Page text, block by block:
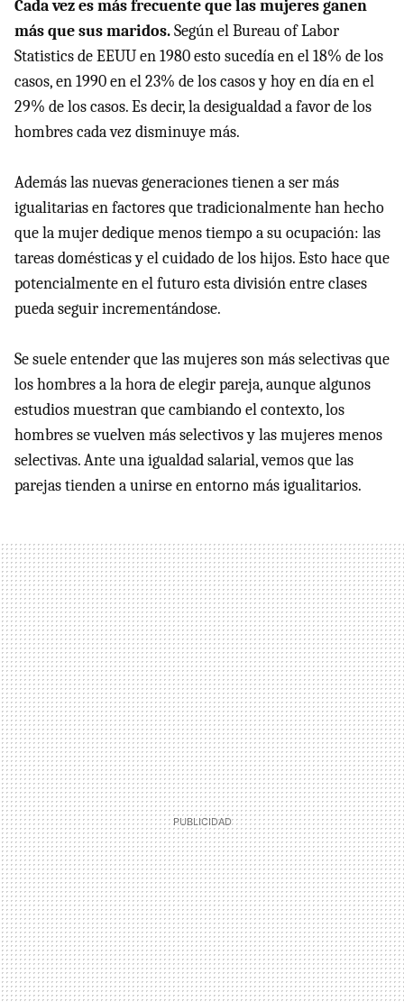
Cada vez es más frecuente que las mujeres ganen
más que sus maridos.Según el Bureau of Labor
Statistics de EEUU en 1980 esto sucedía en el 18% de los
casos, en 1990 en el 23% de los casos y hoy en día en el
29% de los casos. Es decir, la desigualdad a favor de los
hombres cada vez disminuye más.
Además las nuevas generaciones tienen a ser más
igualitarias en factores que tradicionalmente han hecho
que la mujer dedique menos tiempo a su ocupación: las
tareas domésticas y el cuidado de los hijos. Esto hace que
potencialmente en el futuro esta división entre clases
pueda seguir incrementándose.
Se suele entender que las mujeres son más selectivas que
los hombres a la hora de elegir pareja, aunque algunos
estudios muestran que cambiando el contexto, los
hombres se vuelven más selectivos y las mujeres menos
selectivas. Ante una igualdad salarial, vemos que las
parejas tienden a unirse en entorno más igualitarios.